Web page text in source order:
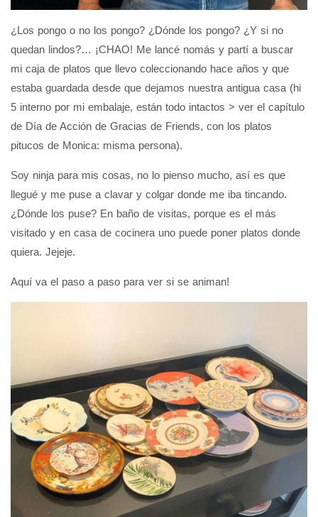
¿Los pongo o no los pongo? ¿Dónde los pongo? ¿Y si no
quedan lindos?… ¡CHAO! Me lancé nomás y partí a buscar
mi caja de platos que llevo coleccionando hace años y que
estaba guardada desde que dejamos nuestra antigua casa (hi
5 interno por mi embalaje, están todo intactos > ver el capítulo
de Día de Acción de Gracias de Friends, con los platos
pitucos de Monica: misma persona).
Soy ninja para mis cosas, no lo pienso mucho, así es que
llegué y me puse a clavar y colgar donde me iba tincando.
¿Dónde los puse? En baño de visitas, porque es el más
visitado y en casa de cocinera uno puede poner platos donde
quiera. Jejeje.
Aquí va el paso a paso para ver si se animan!